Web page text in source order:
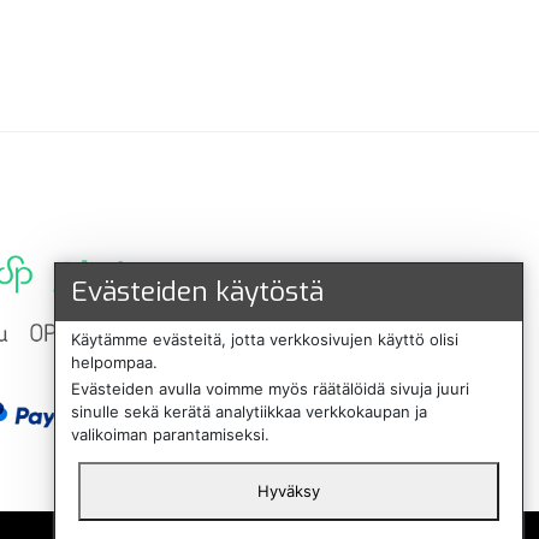
Evästeiden käytöstä
Käytämme evästeitä, jotta verkkosivujen käyttö olisi
helpompaa.
Evästeiden avulla voimme myös räätälöidä sivuja juuri
sinulle sekä kerätä analytiikkaa verkkokaupan ja
valikoiman parantamiseksi.
Hyväksy